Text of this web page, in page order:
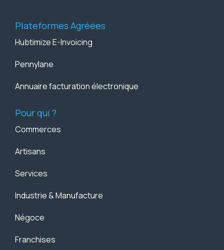
Plateformes Agréées
Hubtimize E-Invoicing
Pennylane
Annuaire facturation électronique
Pour qui ?
Commerces
Artisans
Services
Industrie & Manufacture
Négoce
Franchises